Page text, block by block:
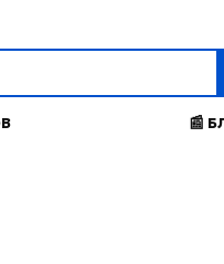
📰